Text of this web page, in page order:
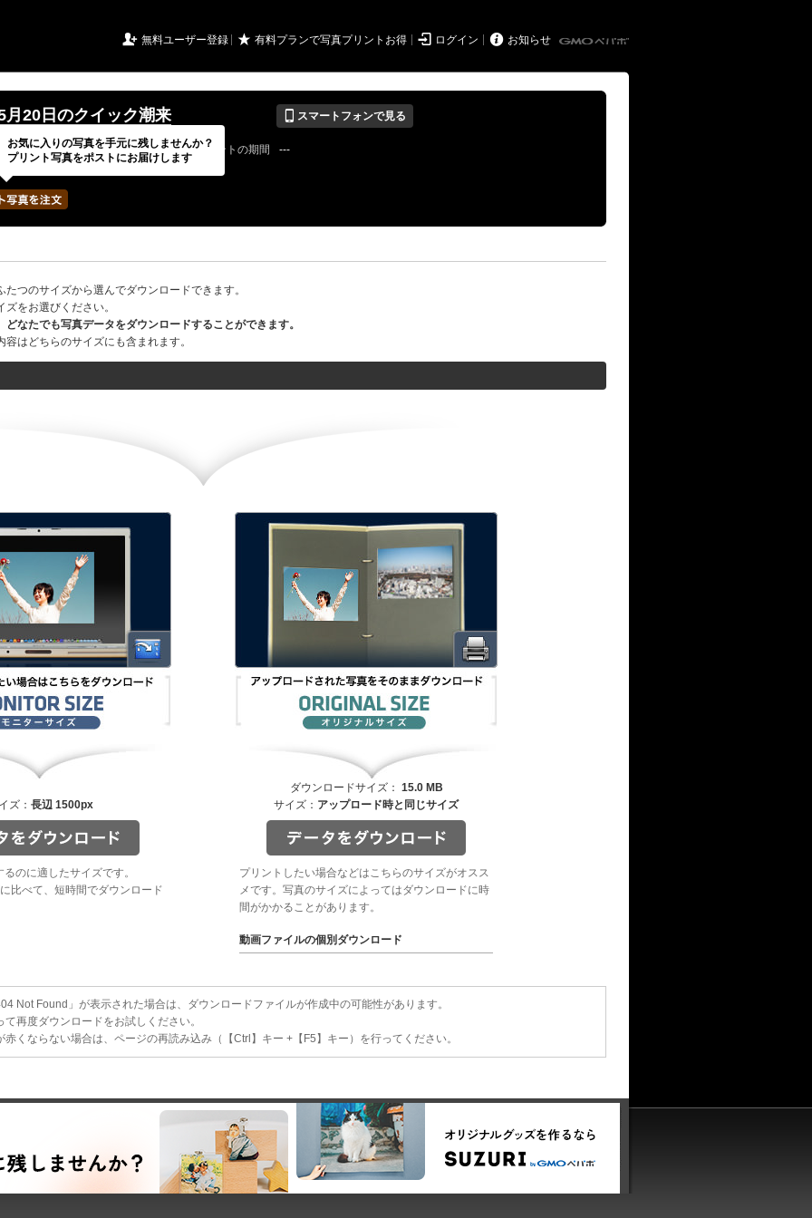
 無料ユーザー登録 ★ 有料プランで写真プリントお得  ログイン  お知らせ
月20日のクイック潮来 📱 スマートフォンで見る
/ 05 / 20 公開終了日 無期限 イベントの期間
---
さん
写真の枚数 18 / 2000枚
つのサイズから選んでダウンロードできます。
をお選びください。
なたでも写真データをダウンロードすることができます。
はどちらのサイズにも含まれます。
ズ： 長辺 1500px
のに適したサイズです。
比べて、短時間でダウンロード
ダウンロードサイズ： 15.0 MB
サイズ： アップロード時と同じサイズ
プリントしたい場合などはこちらのサイズがオスス
メです。写真のサイズによってはダウンロードに時
間がかかることがあります。
動画ファイルの個別ダウンロード
Not Found」が表示された場合は、ダウンロードファイルが作成中の可能性があります。
再度ダウンロードをお試しください。
くならない場合は、ページの再読み込み（【Ctrl】キー +【F5】キー）を行ってください。
お気に入りの写真を手元に残しませんか？
プリント写真をポストにお届けします